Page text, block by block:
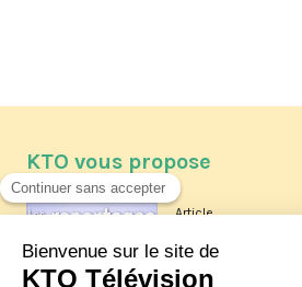
KTO vous propose
Article
Les reportages